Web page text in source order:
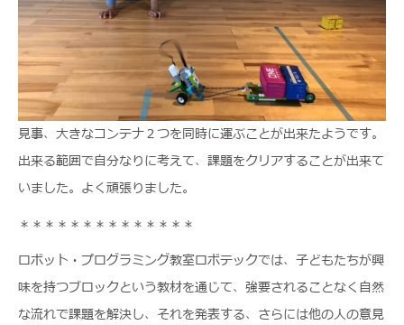
見事、大きなコンテナ２つを同時に運ぶことが出来たようです。
出来る範囲で自分なりに考えて、課題をクリアすることが出来て
いました。よく頑張りました。
＊＊＊＊＊＊＊＊＊＊＊＊＊＊
ロボット・プログラミング教室ロボテックでは、子どもたちが興
味を持つブロックという教材を通じて、強要されることなく自然
な流れで課題を解決し、それを発表する、さらには他の人の意見